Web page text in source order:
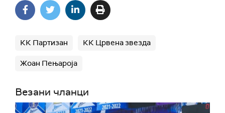
КК Партизан КК Црвена звезда
Жоан Пењароја
Везани чланци